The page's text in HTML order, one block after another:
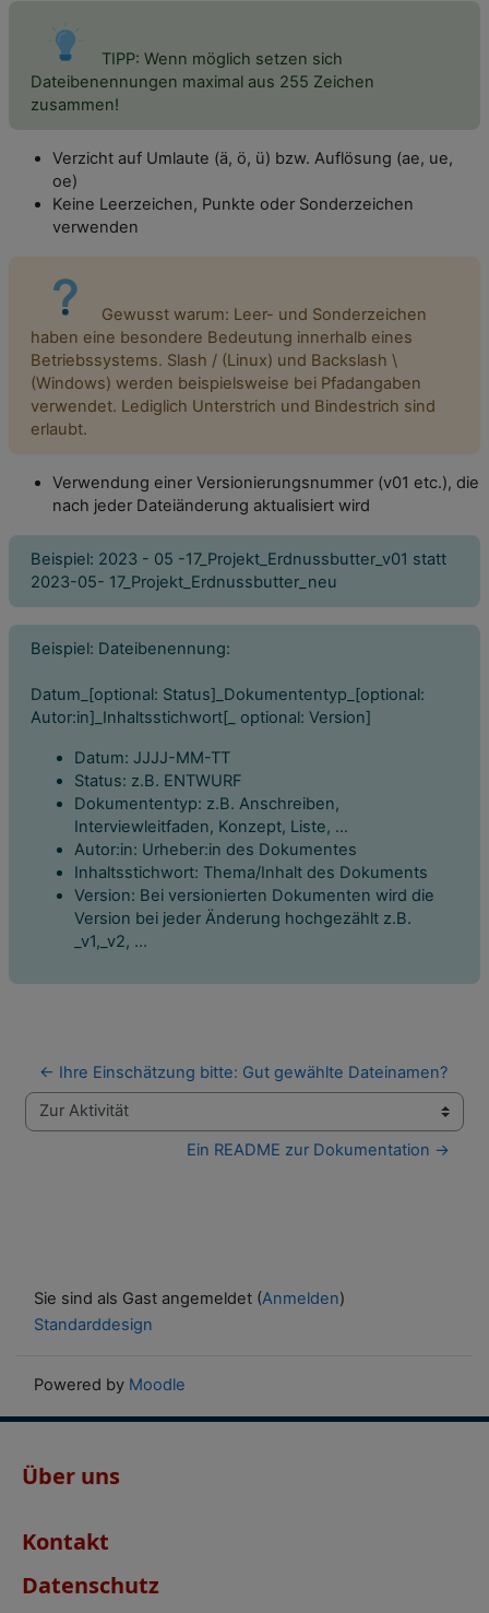
TIPP: Wenn möglich setzen sich
Dateibenennungen maximal aus 255 Zeichen
zusammen!
Verzicht auf Umlaute (ä, ö, ü) bzw. Auflösung (ae, ue,
oe)
Keine Leerzeichen, Punkte oder Sonderzeichen
verwenden
Gewusst warum: Leer- und Sonderzeichen
haben eine besondere Bedeutung innerhalb eines
Betriebssystems. Slash / (Linux) und Backslash \
(Windows) werden beispielsweise bei Pfadangaben
verwendet. Lediglich Unterstrich und Bindestrich sind
erlaubt.
Verwendung einer Versionierungsnummer (v01 etc.), die
nach jeder Dateiänderung aktualisiert wird
Beispiel: 2023 - 05 -17_Projekt_Erdnussbutter_v01 statt
2023-05- 17_Projekt_Erdnussbutter_neu
Beispiel: Dateibenennung:
Datum_[optional: Status]_Dokumententyp_[optional:
Autor:in]_Inhaltsstichwort[_ optional: Version]
Datum: JJJJ-MM-TT
Status: z.B. ENTWURF
Dokumententyp: z.B. Anschreiben,
Interviewleitfaden, Konzept, Liste, ...
Autor:in: Urheber:in des Dokumentes
Inhaltsstichwort: Thema/Inhalt des Dokuments
Version: Bei versionierten Dokumenten wird die
Version bei jeder Änderung hochgezählt z.B.
_v1,_v2, ...
← Ihre Einschätzung bitte: Gut gewählte Dateinamen?
Zur Aktivität
Ein README zur Dokumentation →
Sie sind als Gast angemeldet (Anmelden)
Standarddesign
Powered by Moodle
Über uns
Kontakt
Datenschutz